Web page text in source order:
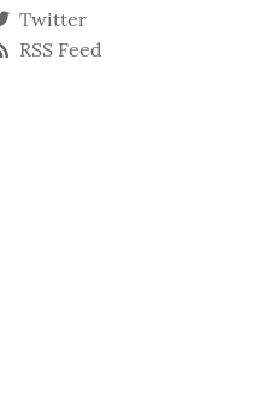
Twitter
RSS Feed